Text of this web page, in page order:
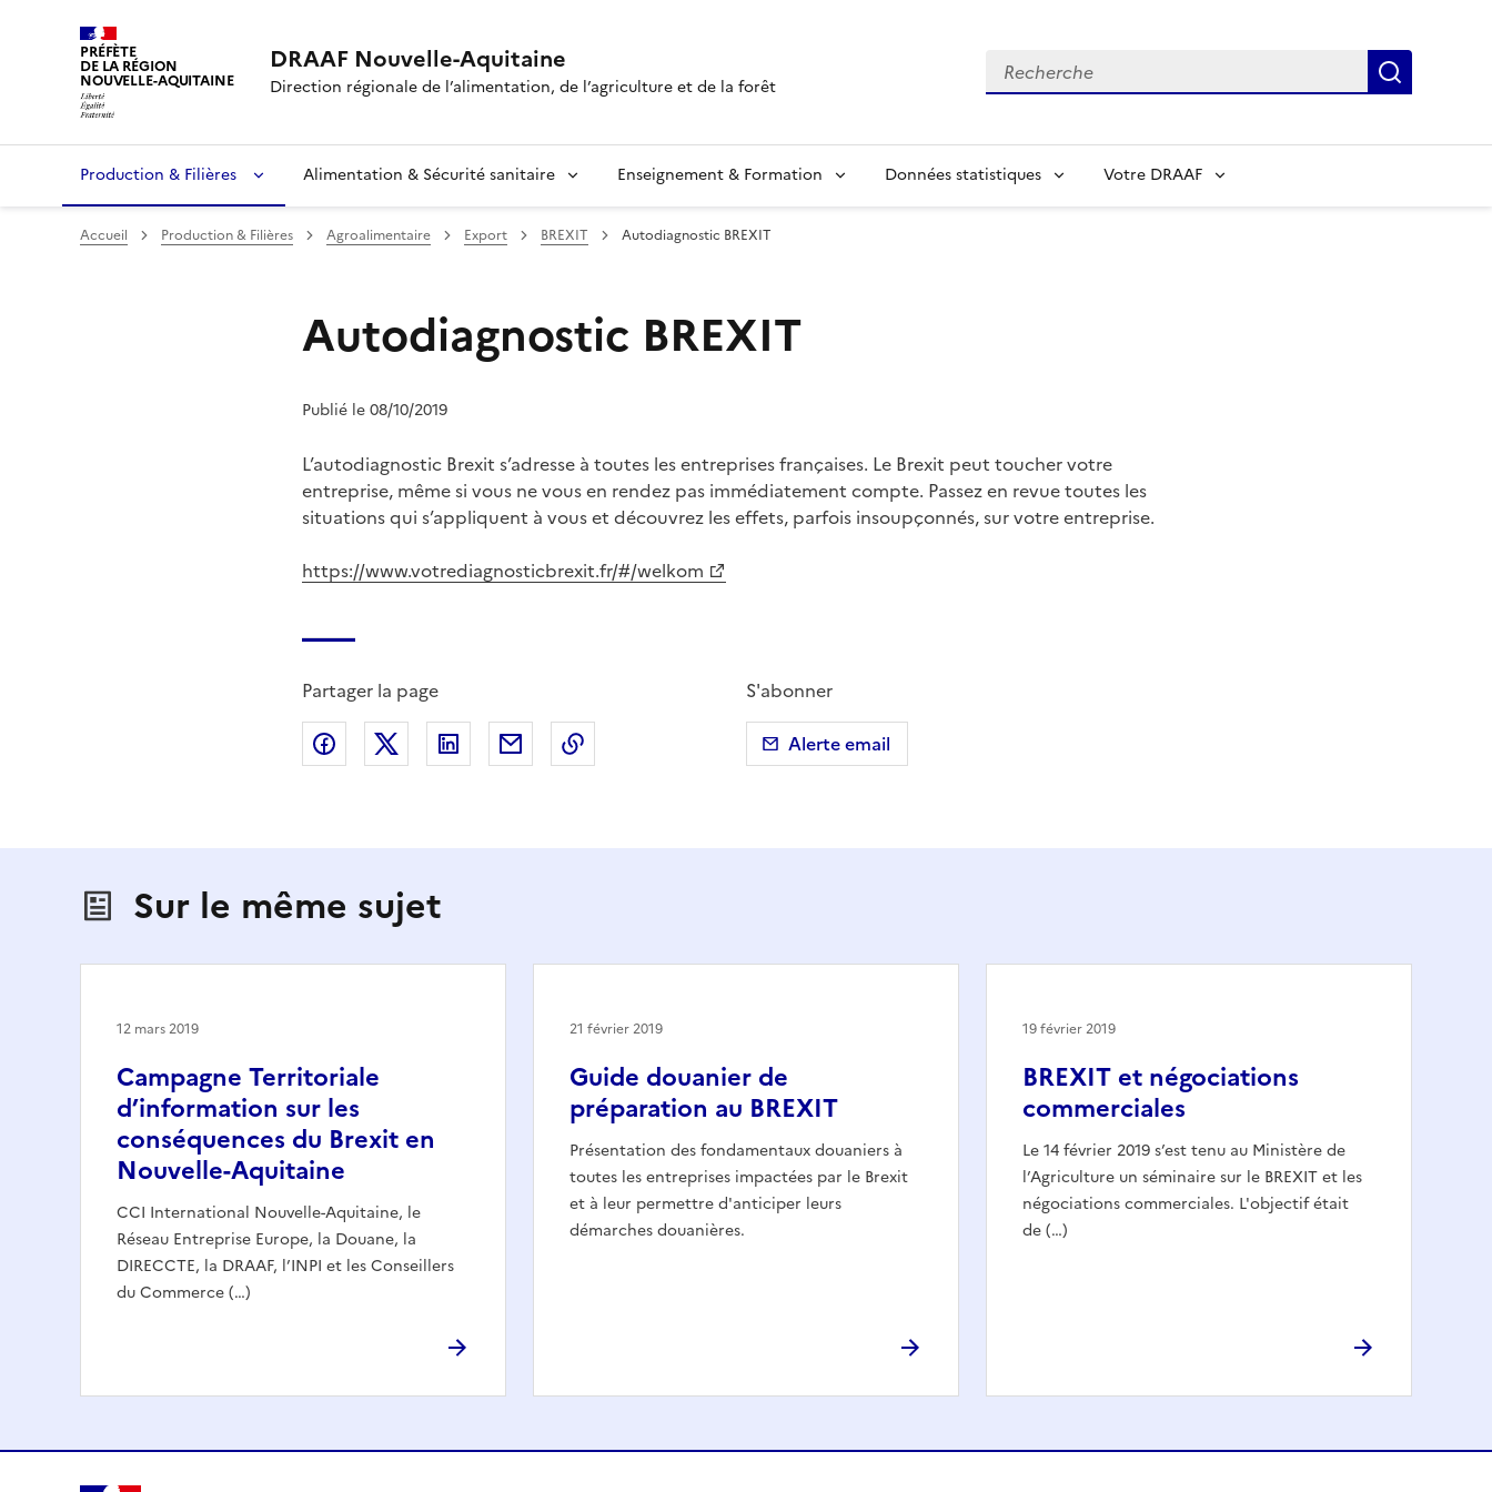
PRÉFÈTE
DE LA RÉGION
NOUVELLE-AQUITAINE
DRAAF Nouvelle-Aquitaine
Direction régionale de l’alimentation, de l’agriculture et de la forêt
Recherche
Production & Filières Alimentation & Sécurité sanitaire Enseignement & Formation Données statistiques Votre DRAAF
Accueil Production & Filières Agroalimentaire Export BREXIT Autodiagnostic BREXIT
Autodiagnostic BREXIT
Publié le 08/10/2019
L’autodiagnostic Brexit s’adresse à toutes les entreprises françaises. Le Brexit peut toucher votre
entreprise, même si vous ne vous en rendez pas immédiatement compte. Passez en revue toutes les
situations qui s’appliquent à vous et découvrez les effets, parfois insoupçonnés, sur votre entreprise.
https://www.votrediagnosticbrexit.fr/#/welkom
Partager la page
Partager sur Facebook
Partager sur X (anciennement Twitter)
Partager sur LinkedIn
Partager par emailCopier dans le presse-papier
S'abonner
Alerte email
Sur le même sujet
Campagne Territoriale
d’information sur les
conséquences du Brexit en
Nouvelle-Aquitaine
CCI International Nouvelle-Aquitaine, le
Réseau Entreprise Europe, la Douane, la
DIRECCTE, la DRAAF, l’INPI et les Conseillers
du Commerce (…)
12 mars 2019
Guide douanier de
préparation au BREXIT
Présentation des fondamentaux douaniers à
toutes les entreprises impactées par le Brexit
et à leur permettre d'anticiper leurs
démarches douanières.
21 février 2019
BREXIT et négociations
commerciales
Le 14 février 2019 s’est tenu au Ministère de
l’Agriculture un séminaire sur le BREXIT et les
négociations commerciales. L'objectif était
de (…)
19 février 2019